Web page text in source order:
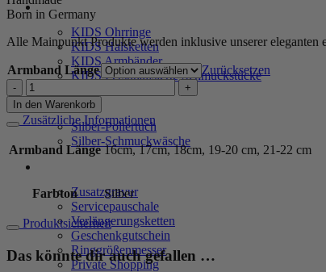
KIDS
KIDS Ohrringe
KIDS Halsketten
KIDS Armbänder
KIDS Personalisierte Schmuckstücke
PRODUKTPFLEGE
Silber-Poliertuch
Silber-Schmuckwäsche
Zusatzgravur
Servicepauschale
Verlängerungsketten
Geschenkgutschein
Ringgrößenmesser
Private Shopping
Born in Germany
Alle Mainpunkt Produkte werden inklusive unserer eleganten
Armband Länge
Zurücksetzen
Kugelarmband
Arezzo
Edelstein
mit
925
Sterling
Silber
Menge
In den Warenkorb
Zusätzliche Informationen
Armband Länge 16cm, 17cm, 18cm, 19-20 cm, 21-22 cm
Farbton Silber
Produktsicherheit
Das könnte dir auch gefallen …